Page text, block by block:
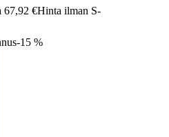
67,92 €Hinta ilman S-
-15 %